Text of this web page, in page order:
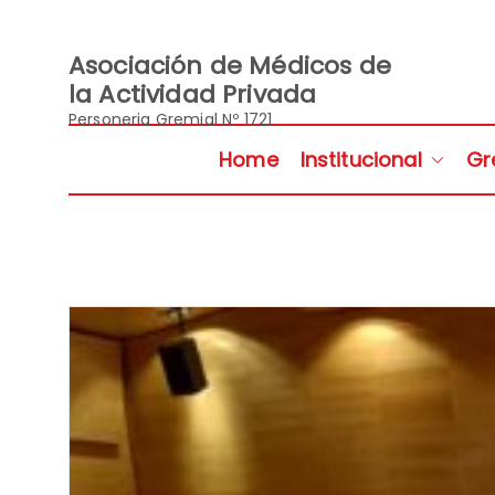
contenidoAsociación de Médicos de
la Actividad Privada
Personeria Gremial Nº 1721
Home Institucional